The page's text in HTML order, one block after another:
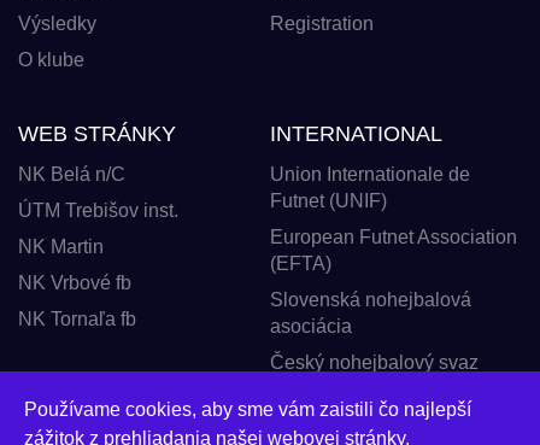
Výsledky
O klube
Registration
WEB STRÁNKY
NK Belá n/C
ÚTM Trebišov inst.
NK Martin
NK Vrbové fb
NK Tornaľa fb
INTERNATIONAL
Union Internationale de
Futnet (UNIF)
European Futnet Association
(EFTA)
Slovenská nohejbalová
asociácia
Český nohejbalový svaz
FUTNET ROMANIA
Používame cookies, aby sme vám zaistili čo najlepší
zážitok z prehliadania našej webovej stránky.